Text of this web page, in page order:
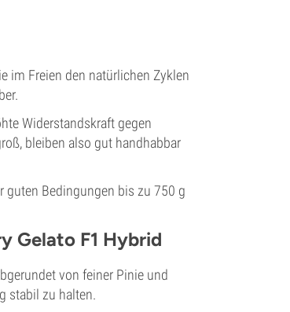
im Freien den natürlichen Zyklen
Widerstandskraft gegen
bleiben also gut handhabbar
guten Bedingungen bis zu 750 g
Gelato F1 Hybrid
von feiner Pinie und
stabil zu halten.